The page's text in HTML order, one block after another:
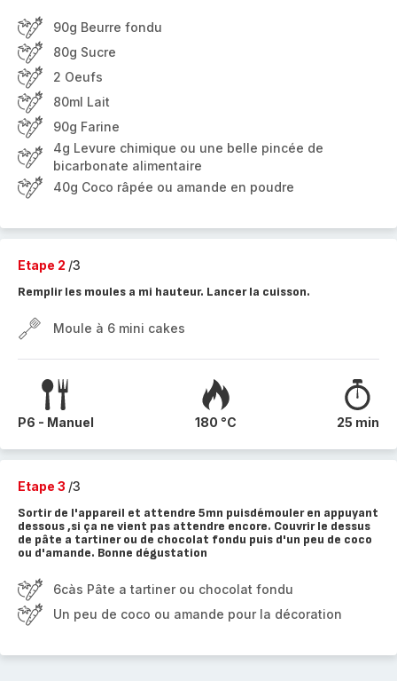
90g Beurre fondu
80g Sucre
2 Oeufs
80ml Lait
90g Farine
4g Levure chimique ou une belle pincée de
bicarbonate alimentaire
40g Coco râpée ou amande en poudre
Etape 2 /3
Remplir les moules a mi hauteur. Lancer la cuisson.
Moule à 6 mini cakes
P6 - Manuel 180 °C 25 min
Etape 3 /3
Sortir de l'appareil et attendre 5mn puisdémouler en appuyant
dessous ,si ça ne vient pas attendre encore. Couvrir le dessus
de pâte a tartiner ou de chocolat fondu puis d'un peu de coco
ou d'amande. Bonne dégustation
6càs Pâte a tartiner ou chocolat fondu
Un peu de coco ou amande pour la décoration